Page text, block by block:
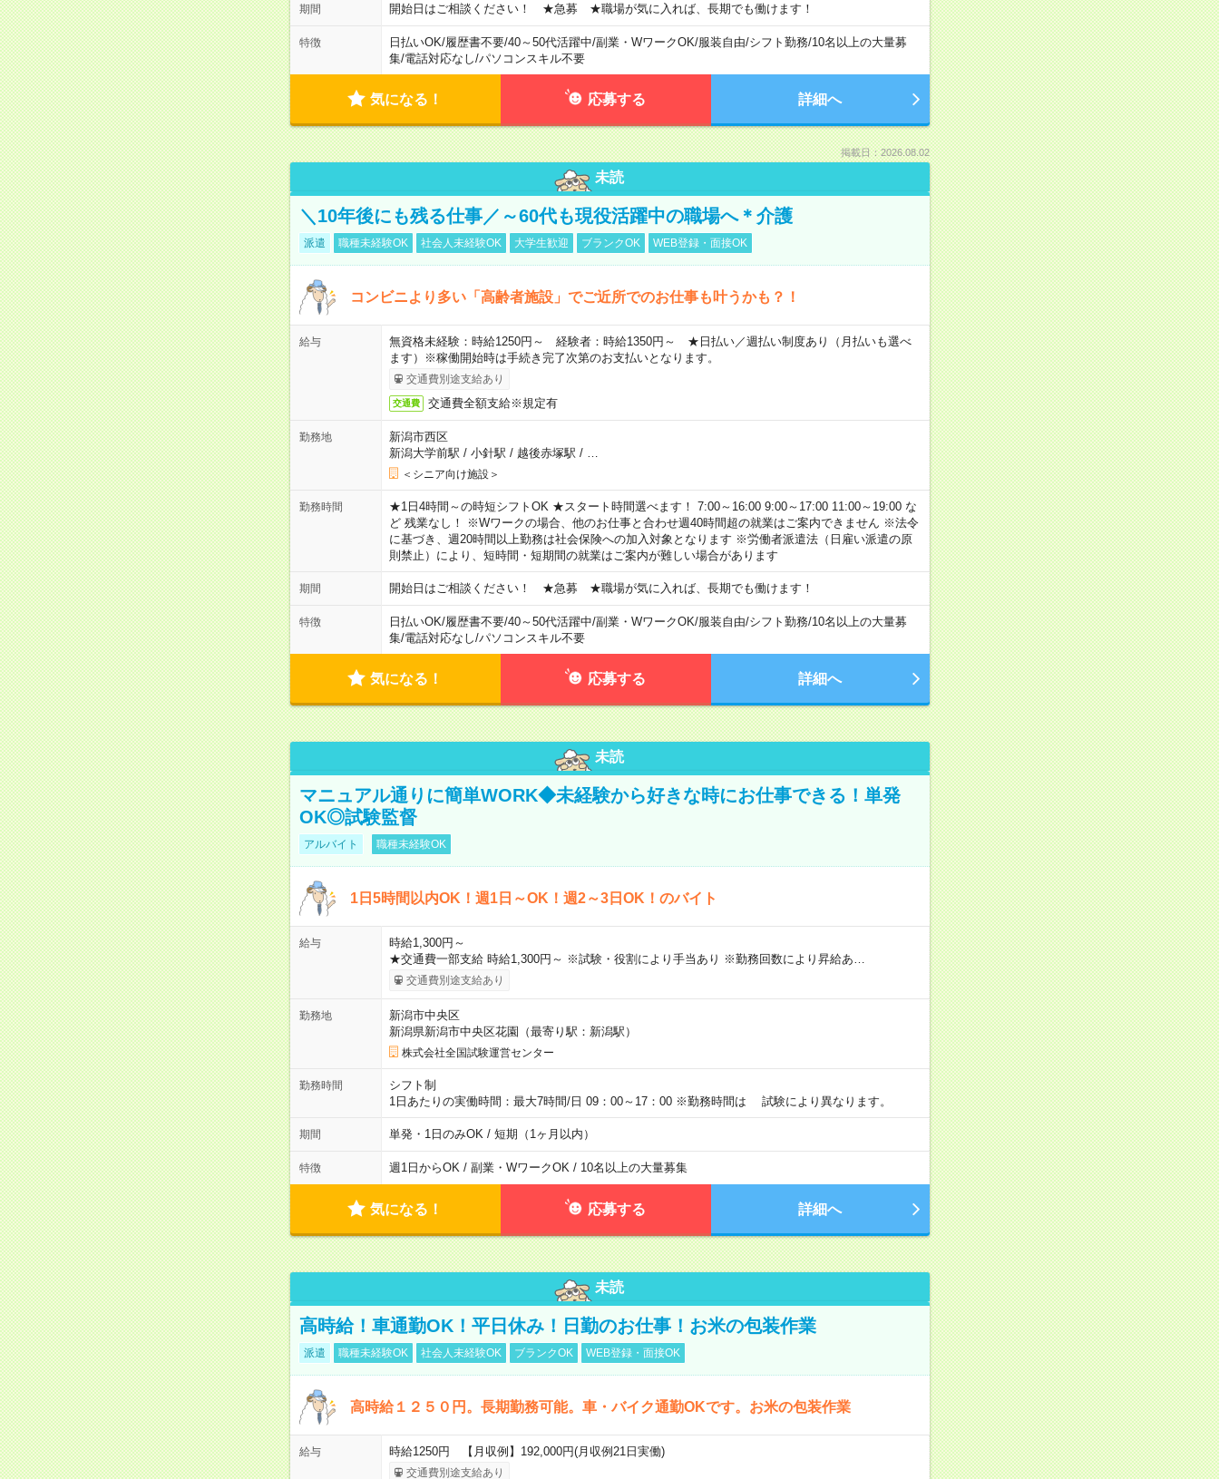
期間 開始日はご相談ください！ ★急募 ★職場が気に入れば、長期でも働けます！
特徴 日払いOK/履歴書不要/40～50代活躍中/副業・WワークOK/服装自由/シフト勤務/10名以上の大量募
集/電話対応なし/パソコンスキル不要
気になる！ 応募する 詳細へ
掲載日：2026.08.02
未読
＼10年後にも残る仕事／～60代も現役活躍中の職場へ＊介護
派遣 職種未経験OK 社会人未経験OK 大学生歓迎 ブランクOK WEB登録・面接OK
コンビニより多い「高齢者施設」でご近所でのお仕事も叶うかも？！
給与
無資格未経験：時給1250円～ 経験者：時給1350円～ ★日払い／週払い制度あり（月払いも選べ
ます）※稼働開始時は手続き完了次第のお支払いとなります。
交通費別途支給あり
交通費 交通費全額支給※規定有
勤務地
新潟市西区
新潟大学前駅 / 小針駅 / 越後赤塚駅 /
＜シニア向け施設＞
勤務時間
★1日4時間～の時短シフトOK ★スタート時間選べます！ 7:00～16:00 9:00～17:00 11:00～19:00 な
ど 残業なし！ ※Wワークの場合、他のお仕事と合わせ週40時間超の就業はご案内できません ※法令
に基づき、週20時間以上勤務は社会保険への加入対象となります ※労働者派遣法（日雇い派遣の原
則禁止）により、短時間・短期間の就業はご案内が難しい場合があります
期間 開始日はご相談ください！ ★急募 ★職場が気に入れば、長期でも働けます！
特徴 日払いOK/履歴書不要/40～50代活躍中/副業・WワークOK/服装自由/シフト勤務/10名以上の大量募
集/電話対応なし/パソコンスキル不要
気になる！ 応募する 詳細へ
未読
マニュアル通りに簡単WORK◆未経験から好きな時にお仕事できる！単発
OK◎試験監督
アルバイト 職種未経験OK
1日5時間以内OK！週1日～OK！週2～3日OK！のバイト
給与
時給1,300円～
★交通費一部支給 時給1,300円～ ※試験・役割により手当あり ※勤務回数により昇給あ…
交通費別途支給あり
勤務地
新潟市中央区
新潟県新潟市中央区花園（最寄り駅：新潟駅）
株式会社全国試験運営センター
勤務時間
シフト制
1日あたりの実働時間：最大7時間/日 09：00～17：00 ※勤務時間は 試験により異なります。
期間 単発・1日のみOK / 短期（1ヶ月以内）
特徴 週1日からOK / 副業・WワークOK / 10名以上の大量募集
気になる！ 応募する 詳細へ
未読
高時給！車通勤OK！平日休み！日勤のお仕事！お米の包装作業
派遣 職種未経験OK 社会人未経験OK ブランクOK WEB登録・面接OK
高時給１２５０円。長期勤務可能。車・バイク通勤OKです。お米の包装作業
給与 時給1250円 【月収例】192,000円(月収例21日実働)
交通費別途支給あり